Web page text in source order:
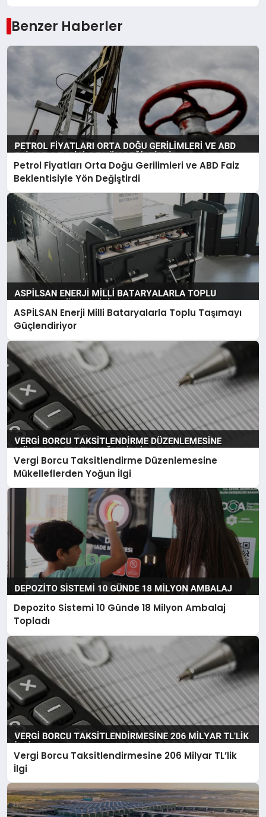
Benzer Haberler
Petrol Fiyatları Orta Doğu Gerilimleri ve ABD Faiz
Beklentisiyle Yön Değiştirdi
ASPİLSAN Enerji Milli Bataryalarla Toplu Taşımayı
Güçlendiriyor
Vergi Borcu Taksitlendirme Düzenlemesine
Mükelleflerden Yoğun İlgi
Depozito Sistemi 10 Günde 18 Milyon Ambalaj
Topladı
Vergi Borcu Taksitlendirmesine 206 Milyar TL’lik
İlgi